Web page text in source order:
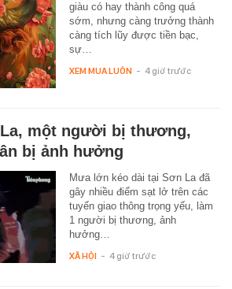
giàu có hay thành công quá
sớm, nhưng càng trưởng thành
càng tích lũy được tiền bạc,
sự…
XEM MUA LUÔN - 4 giờ trước
một người bị thương,
bị ảnh hưởng
Mưa lớn kéo dài tại Sơn La đã
gây nhiều điểm sạt lở trên các
tuyến giao thông trọng yếu, làm
1 người bị thương, ảnh
hưởng…
XÃ HỘI - 4 giờ trước